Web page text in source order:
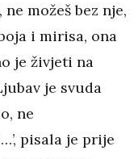
možeš bez nje,
i mirisa, ona
je živjeti na
je svuda
ne
pisala je prije